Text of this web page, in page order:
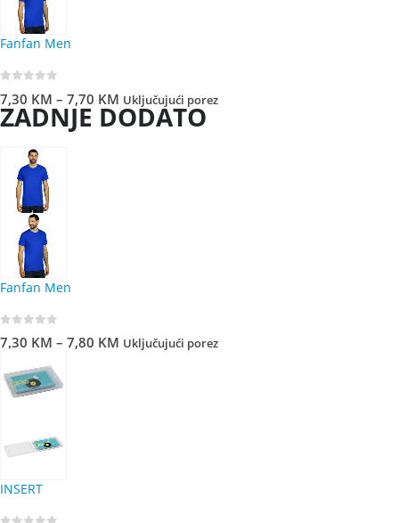
Fanfan Men
7,30 KM – 7,70 KM Uključujući porez
ZADNJE DODATO
Fanfan Men
7,30 KM – 7,80 KM Uključujući porez
INSERT